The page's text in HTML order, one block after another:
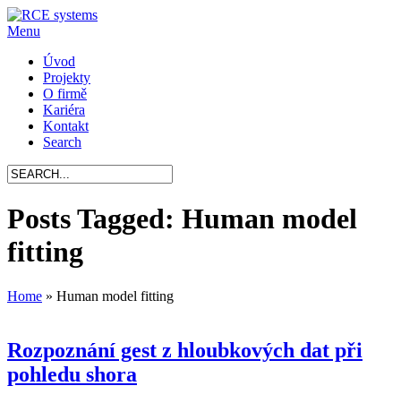
Menu
Úvod
Projekty
O firmě
Kariéra
Kontakt
Search
Posts Tagged: Human model
fitting
Home » Human model fitting
Rozpoznání gest z hloubkových dat při
pohledu shora